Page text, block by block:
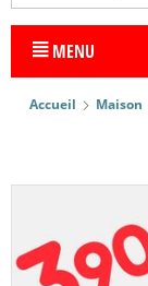
MENU
Accueil Maison